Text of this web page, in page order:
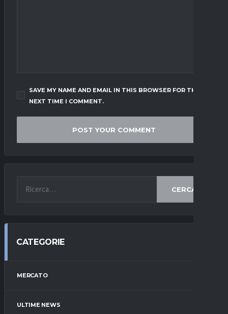
SAVE MY NAME AND EMAIL IN THIS BROWSER FOR THE
NEXT TIME I COMMENT.
CERCA
CATEGORIE
MERCATO
ULTIME NEWS